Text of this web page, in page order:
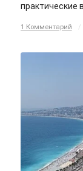
практические
1 Комментарий /